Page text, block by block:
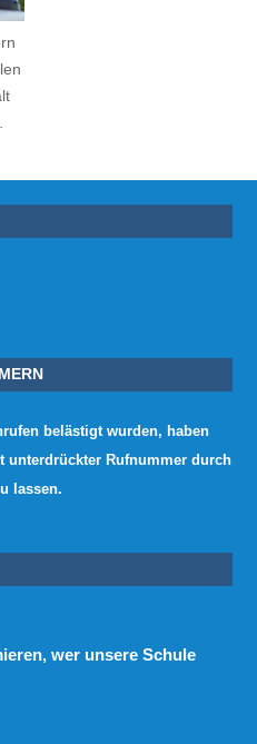
belästigt wurden, haben
unterdrückter Rufnummer durch
lassen.
wer unsere Schule